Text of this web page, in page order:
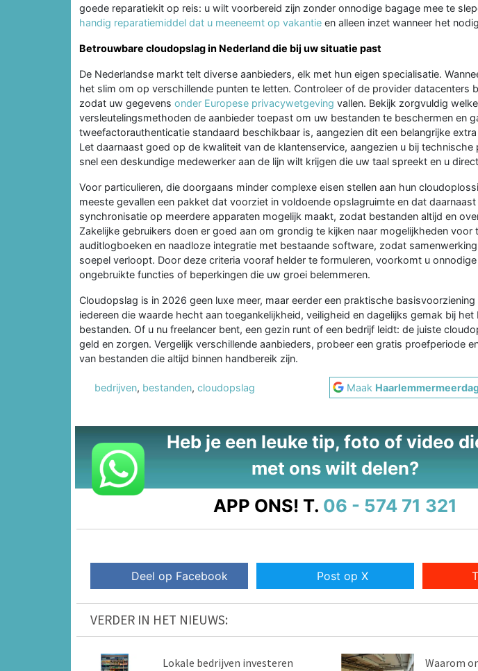
goede reparatiekit op reis: u wilt voorbereid zijn zonder onnodige bagage mee te
handig reparatiemiddel dat u meeneemt op vakantie en alleen inzet wanneer het
Betrouwbare cloudopslag in Nederland die bij uw situatie past
De Nederlandse markt telt diverse aanbieders, elk met hun eigen specialisatie.
het slim om op verschillende punten te letten. Controleer of de provider datacenters
zodat uw gegevens onder Europese privacywetgeving vallen. Bekijk zorgvuldig welke
versleutelingsmethoden de aanbieder toepast om uw bestanden te beschermen en
tweefactorauthenticatie standaard beschikbaar is, aangezien dit een belangrijke
Let daarnaast goed op de kwaliteit van de klantenservice, aangezien u bij
snel een deskundige medewerker aan de lijn wilt krijgen die uw taal spreekt en u
Voor particulieren, die doorgaans minder complexe eisen stellen aan hun
meeste gevallen een pakket dat voorziet in voldoende opslagruimte en dat
synchronisatie op meerdere apparaten mogelijk maakt, zodat bestanden altijd en
Zakelijke gebruikers doen er goed aan om grondig te kijken naar mogelijkheden voor
auditlogboeken en naadloze integratie met bestaande software, zodat
soepel verloopt. Door deze criteria vooraf helder te formuleren, voorkomt u
ongebruikte functies of beperkingen die uw groei belemmeren.
Cloudopslag is in 2026 geen luxe meer, maar eerder een praktische
iedereen die waarde hecht aan toegankelijkheid, veiligheid en dagelijks gemak bij het
bestanden. Of u nu freelancer bent, een gezin runt of een bedrijf leidt: de juiste
geld en zorgen. Vergelijk verschillende aanbieders, probeer een gratis proefperiode
van bestanden die altijd binnen handbereik zijn.
bedrijven, bestanden, cloudopslag Maak
Heb je een leuke tip, foto of video
met ons wilt delen?
APP ONS! T. 06 - 574 71 321
Deel op Facebook Post op X
VERDER IN HET NIEUWS:
Lokale bedrijven investeren Waarom